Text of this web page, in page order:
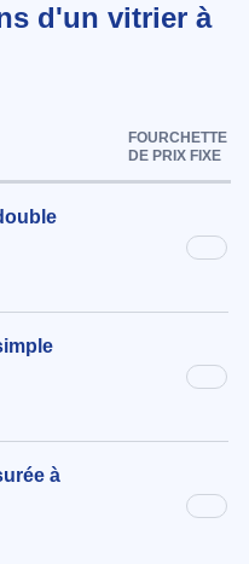
d'un vitrier à
FOURCHETTE
DE PRIX FIXE
à